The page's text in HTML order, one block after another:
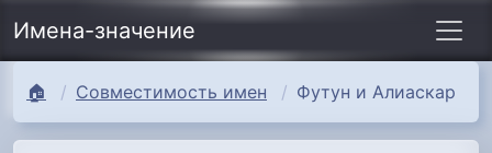
Имена-значение
🏠 Совместимость имен Футун и Алиаскар